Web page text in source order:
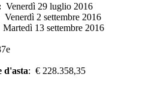
Venerdì 29 luglio 2016
2 settembre 2016
13 settembre 2016
d'asta: € 228.358,35